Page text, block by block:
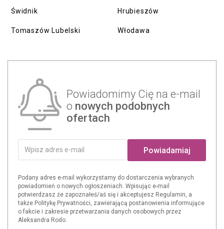
Świdnik
Tomaszów Lubelski
Hrubieszów
Włodawa
Powiadomimy Cię na e-mail
o nowych podobnych
ofertach
Powiadamiaj
Podany adres e-mail wykorzystamy do dostarczenia wybranych
powiadomień o nowych ogłoszeniach. Wpisując e-mail
potwierdzasz że zapoznałeś/aś się i akceptujesz Regulamin, a
także Politykę Prywatności, zawierającą postanowienia informujące
o fakcie i zakresie przetwarzania danych osobowych przez
Aleksandra Rodo.